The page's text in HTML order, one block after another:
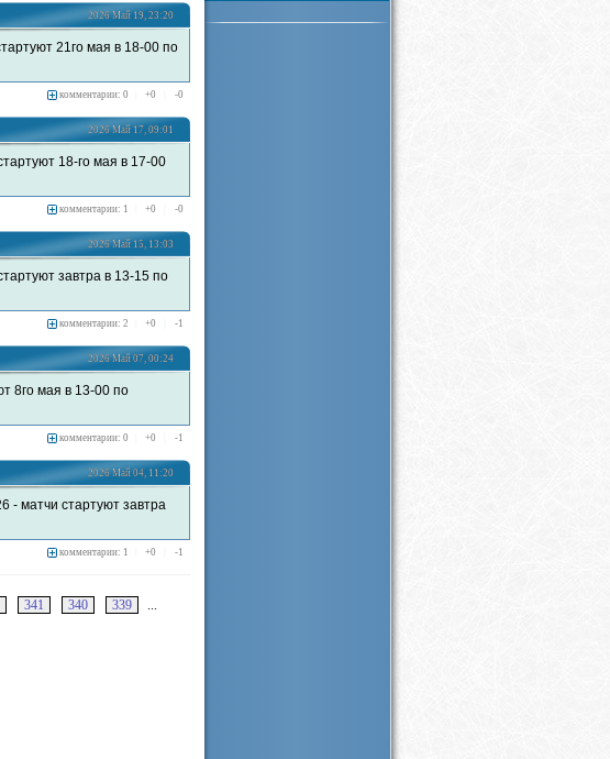
2026 Май 19, 23:20
21го мая в 18-00 по
комментарии: 0 +0 -0
2026 Май 17, 09:01
18-го мая в 17-00
комментарии: 1 +0 -0
2026 Май 15, 13:03
завтра в 13-15 по
комментарии: 2 +0 -1
2026 Май 07, 00:24
8го мая в 13-00 по
комментарии: 0 +0 -1
2026 Май 04, 11:20
- матчи стартуют завтра
комментарии: 1 +0 -1
341 340 339 ...